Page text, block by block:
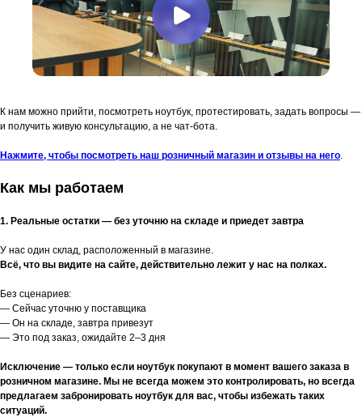
К нам можно прийти, посмотреть ноутбук, протестировать, задать вопросы —
и получить живую консультацию, а не чат-бота.
Нажмите, чтобы посмотреть наш розничный магазин и отзывы на него.
Как мы работаем
1. Реальные остатки — без уточню на складе и приедет завтра
У нас один склад, расположенный в магазине.
Всё, что вы видите на сайте, действительно лежит у нас на полках.
Без сценариев:
— Сейчас уточню у поставщика
— Он на складе, завтра привезут
— Это под заказ, ожидайте 2–3 дня
Исключение — только если ноутбук покупают в момент вашего заказа в
розничном магазине. Мы не всегда можем это контролировать, но всегда
предлагаем забронировать ноутбук для вас, чтобы избежать таких
ситуаций.